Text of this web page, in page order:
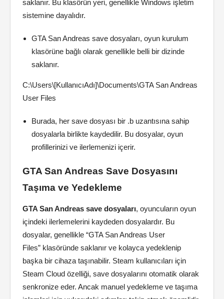
saklanır. Bu klasörün yeri, genellikle Windows işletim
sistemine dayalıdır.
GTA San Andreas save dosyaları, oyun kurulum
klasörüne bağlı olarak genellikle belli bir dizinde
saklanır.
C:\Users\[KullanıcıAdı]\Documents\GTA San Andreas
User Files
Burada, her save dosyası bir .b uzantısına sahip
dosyalarla birlikte kaydedilir. Bu dosyalar, oyun
profillerinizi ve ilerlemenizi içerir.
GTA San Andreas Save Dosyasını
Taşıma ve Yedekleme
GTA San Andreas save dosyaları, oyuncuların oyun
içindeki ilerlemelerini kaydeden dosyalardır. Bu
dosyalar, genellikle “GTA San Andreas User
Files” klasöründe saklanır ve kolayca yedeklenip
başka bir cihaza taşınabilir. Steam kullanıcıları için
Steam Cloud özelliği, save dosyalarını otomatik olarak
senkronize eder. Ancak manuel yedekleme ve taşıma